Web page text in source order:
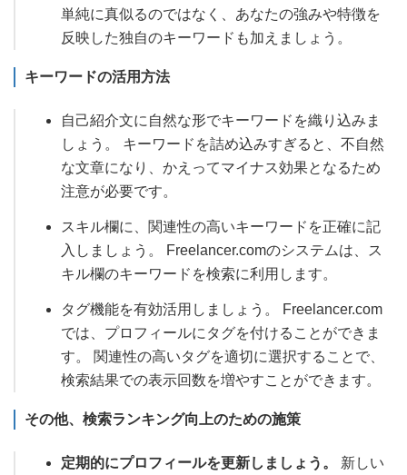
単純に真似るのではなく、あなたの強みや特徴を
反映した独自のキーワードも加えましょう。
キーワードの活用方法
自己紹介文に自然な形でキーワードを織り込みま
しょう。 キーワードを詰め込みすぎると、不自然
な文章になり、かえってマイナス効果となるため
注意が必要です。
スキル欄に、関連性の高いキーワードを正確に記
入しましょう。 Freelancer.comのシステムは、ス
キル欄のキーワードを検索に利用します。
タグ機能を有効活用しましょう。 Freelancer.com
では、プロフィールにタグを付けることができま
す。 関連性の高いタグを適切に選択することで、
検索結果での表示回数を増やすことができます。
その他、検索ランキング向上のための施策
定期的にプロフィールを更新しましょう。 新しい